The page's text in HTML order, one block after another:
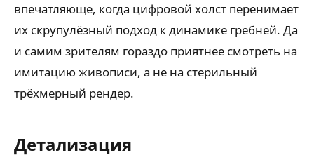
впечатляюще, когда цифровой холст перенимает
их скрупулёзный подход к динамике гребней. Да
и самим зрителям гораздо приятнее смотреть на
имитацию живописи, а не на стерильный
трёхмерный рендер.
Детализация